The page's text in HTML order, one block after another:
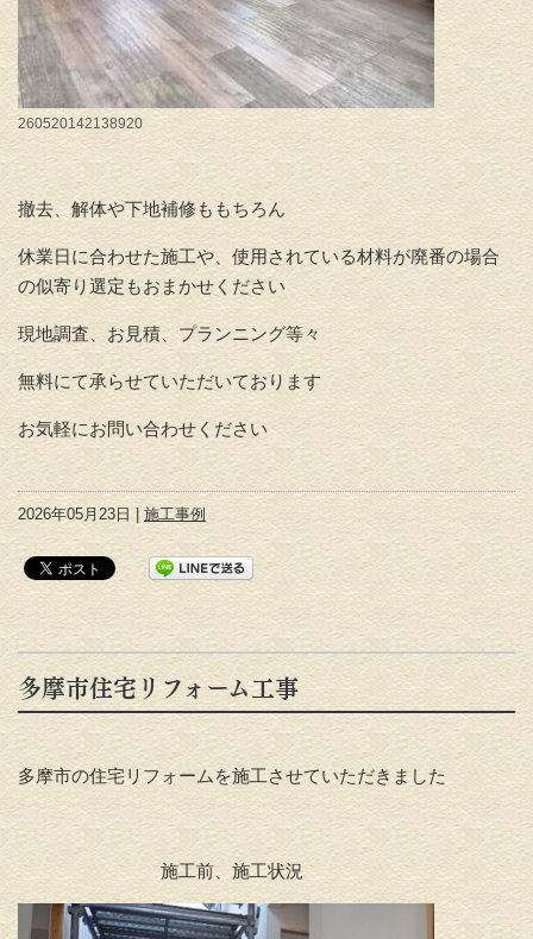
260520142138920
撤去、解体や下地補修ももちろん
休業日に合わせた施工や、使用されている材料が廃番の場合
の似寄り選定もおまかせください
現地調査、お見積、プランニング等々
無料にて承らせていただいております
お気軽にお問い合わせください
2026年05月23日 | 施工事例
多摩市住宅リフォーム工事
多摩市の住宅リフォームを施工させていただきました
施工前、施工状況